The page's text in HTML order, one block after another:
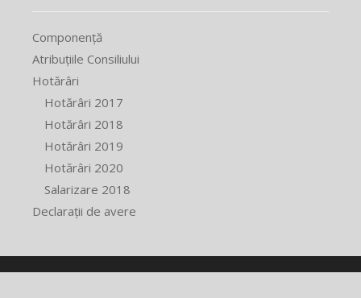
Componență
Atribuțiile Consiliului
Hotărâri
Hotărâri 2017
Hotărâri 2018
Hotărâri 2019
Hotărâri 2020
Salarizare 2018
Declarații de avere